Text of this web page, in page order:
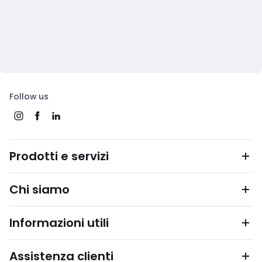
Follow us
Prodotti e servizi
Chi siamo
Informazioni utili
Assistenza clienti